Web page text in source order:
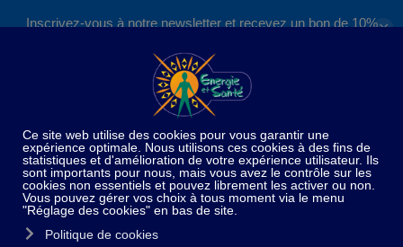
Inscrivez-vous à notre newsletter et recevez un bon de 10%
S'inscrire
✕